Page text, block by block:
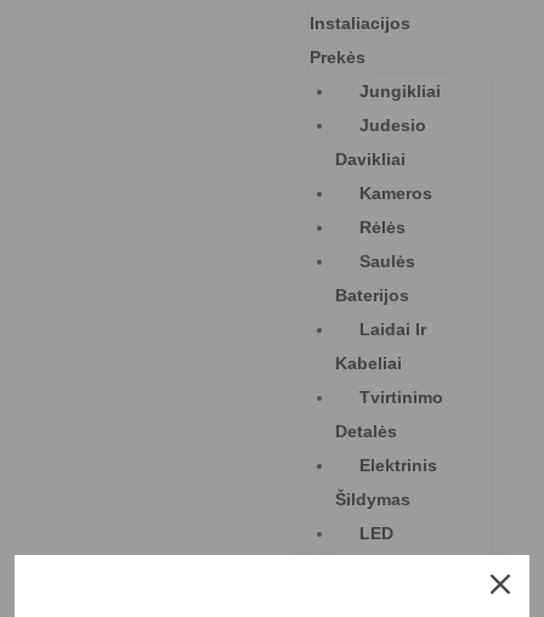
Instaliacijos
Prekės
Jungikliai
Judesio
Davikliai
Kameros
Rėlės
Saulės
Baterijos
Laidai Ir
Kabeliai
Tvirtinimo
Detalės
Elektrinis
Šildymas
LED